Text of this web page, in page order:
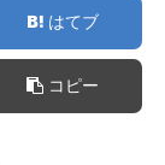
はてブ
コピー